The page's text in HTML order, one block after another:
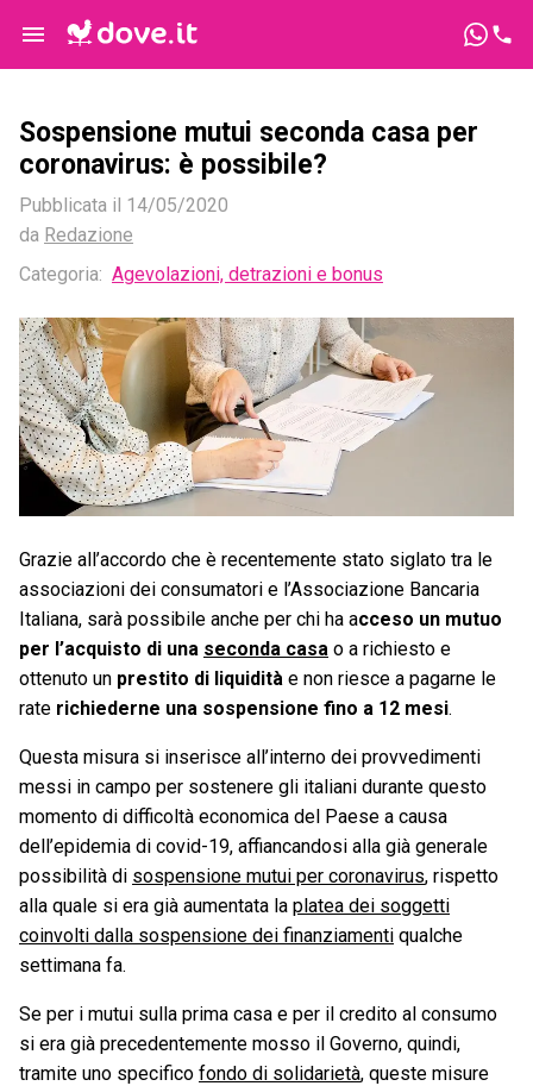
Sospensione mutui seconda casa per
coronavirus: è possibile?
Pubblicata il 14/05/2020
da Redazione
Categoria: Agevolazioni, detrazioni e bonus
Grazie all’accordo che è recentemente stato siglato tra le
associazioni dei consumatori e l’Associazione Bancaria
Italiana, sarà possibile anche per chi ha acceso un mutuo
per l’acquisto di una seconda casa o a richiesto e
ottenuto un prestito di liquidità e non riesce a pagarne le
rate richiederne una sospensione fino a 12 mesi.
Questa misura si inserisce all’interno dei provvedimenti
messi in campo per sostenere gli italiani durante questo
momento di difficoltà economica del Paese a causa
dell’epidemia di covid-19, affiancandosi alla già generale
possibilità di sospensione mutui per coronavirus, rispetto
alla quale si era già aumentata la platea dei soggetti
coinvolti dalla sospensione dei finanziamenti qualche
settimana fa.
Se per i mutui sulla prima casa e per il credito al consumo
si era già precedentemente mosso il Governo, quindi,
tramite uno specifico fondo di solidarietà, queste misure